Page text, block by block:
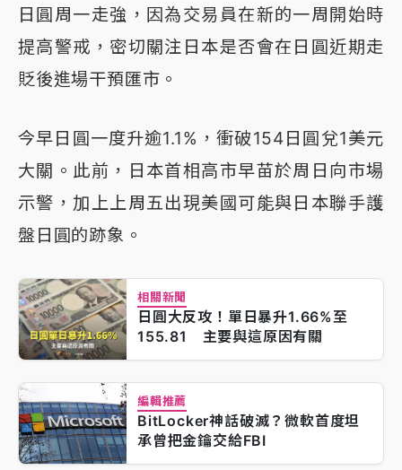
日圓周一走強，因為交易員在新的一周開始時
提高警戒，密切關注日本是否會在日圓近期走
貶後進場干預匯市。
今早日圓一度升逾1.1%，衝破154日圓兌1美元
大關。此前，日本首相高市早苗於周日向市場
示警，加上上周五出現美國可能與日本聯手護
盤日圓的跡象。
相關新聞
日圓大反攻！單日暴升1.66%至
155.81 主要與這原因有關
編輯推薦
BitLocker神話破滅？微軟首度坦
承曾把金鑰交給FBI